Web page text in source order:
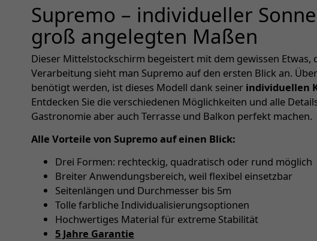
Supremo – individueller
groß angelegten Maßen
Dieser Mittelstockschirm begeistert mit dem gewissen Etwas,
Verarbeitung sieht man Supremo auf den ersten Blick an.
benötigt werden, ist dieses Modell dank seiner individuellen
Entdecken Sie die verschiedenen Möglichkeiten und alle
Gastronomie aber auch Terrasse und Balkon perfekt machen.
Alle Vorteile von Supremo auf einen Blick:
Drei Formen: rechteckig, quadratisch oder rund möglich
Breiter Anwendungsbereich, weil flexibel einsetzbar
Seitenlängen und Durchmesser bis 5m
Tolle farbliche Individualisierungsoptionen
Hochwertiges Material für extreme Stabilität
5 Jahre Garantie